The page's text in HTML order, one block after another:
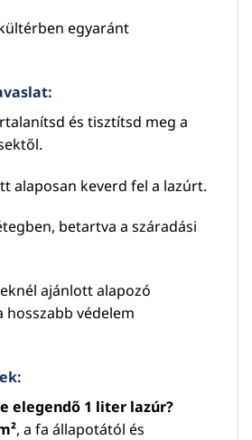
egyaránt
és tisztítsd meg a
alaposan keverd fel a lazúrt.
betartva a száradási
ajánlott alapozó
hosszabb védelem
elegendő 1 liter lazúr?
, a fa állapotától és